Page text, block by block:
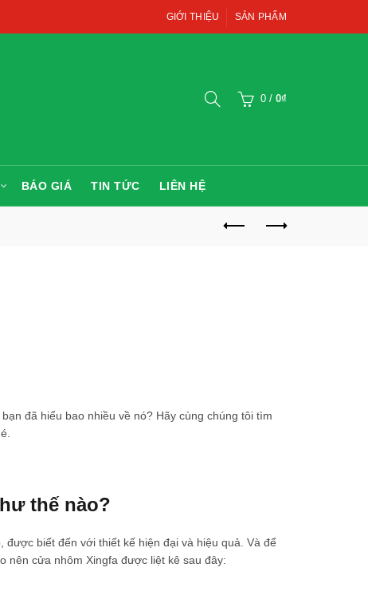
GIỚI THIỆU SẢN PHẨM
0 / 0₫
BÁO GIÁ TIN TỨC LIÊN HỆ
đã hiểu bao nhiều về nó? Hãy cùng chúng tôi tìm
thế nào?
biết đến với thiết kế hiện đại và hiệu quả. Và để
nên cửa nhôm Xingfa được liệt kê sau đây: